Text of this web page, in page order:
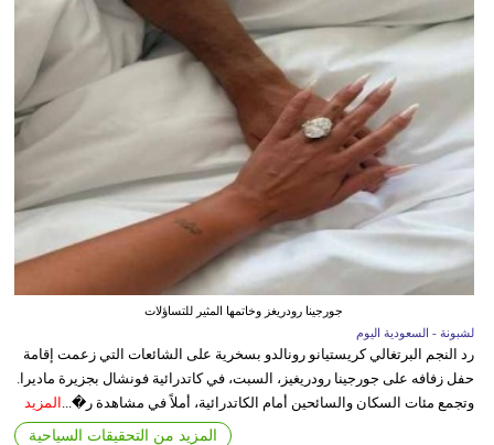
جورجينا رودريغز وخاتمها المثير للتساؤلات
لشبونة - السعودية اليوم
رد النجم البرتغالي كريستيانو رونالدو بسخرية على الشائعات التي زعمت إقامة
حفل زفافه على جورجينا رودريغيز، السبت، في كاتدرائية فونشال بجزيرة ماديرا.
وتجمع مئات السكان والسائحين أمام الكاتدرائية، أملاً في مشاهدة ر�...
المزيد
المزيد من التحقيقات السياحية